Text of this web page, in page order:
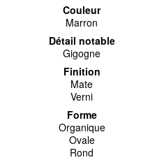
Couleur
Marron
Détail notable
Gigogne
Finition
Mate
Verni
Forme
Organique
Ovale
Rond